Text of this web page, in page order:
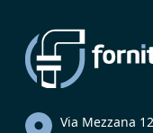
Via Mezzana